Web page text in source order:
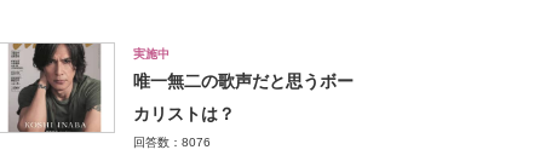
実施中
唯一無二の歌声だと思うボー
カリストは？
回答数：8076